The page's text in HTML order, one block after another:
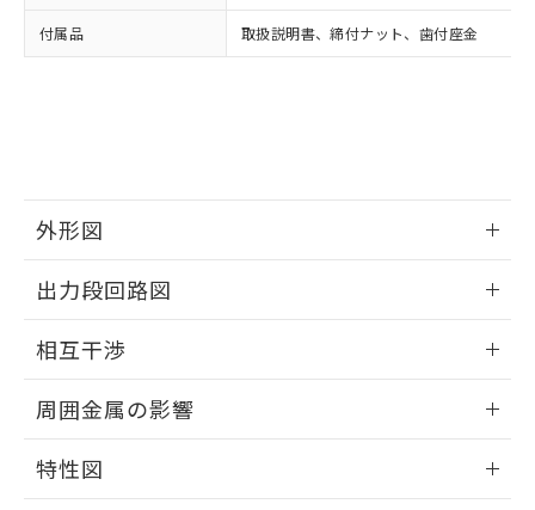
付属品 取扱説明書、締付ナット、歯付座金
外形図
外形図
出力段回路図
出力段回路図
相互干渉
相互干渉
周囲金属の影響
周囲金属の影響
特性図
お客様が当ウェブサイト上で当社にご
登録された部品リストについて、当社
および当社の共同利用者が、当社の製
※3 非含有証明書ダウンロード
※本証明書は発行日時点で非含有を証明す
るもので、過去に遡って非含有を証明する
ものではありません。
また、RoHS指令のフタル酸エステル類４
物質の対応では、対応完了までの期間は出
欄に対応日を記載しておりました。
既に当社にて対応品への在庫切替を完了
していることから、特段のことがない限
す。